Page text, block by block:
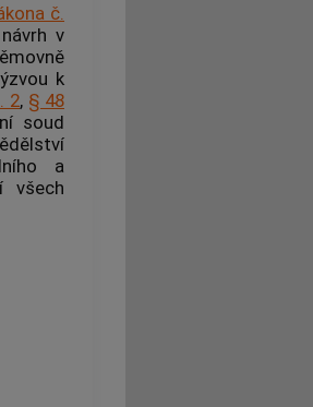
č.
v
k
2, § 48
soud
a
všech